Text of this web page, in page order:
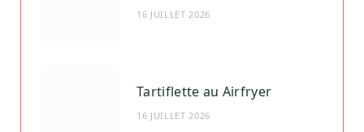
16 JUILLET 2026
Tartiflette au Airfryer
16 JUILLET 2026